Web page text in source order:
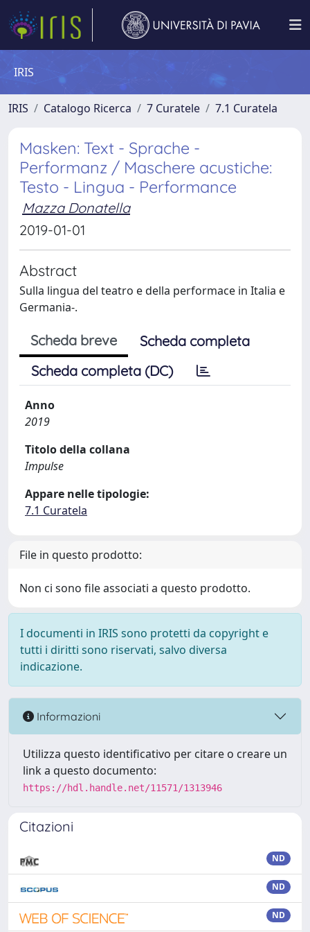
IRIS
IRIS Catalogo Ricerca 7 Curatele 7.1 Curatela
Masken: Text - Sprache -
Performanz / Maschere acustiche:
Testo - Lingua - Performance
Mazza Donatella
2019-01-01
Abstract
Sulla lingua del teatro e della performace in Italia e
Germania-.
Scheda breve
Scheda completa
Scheda completa (DC)
Anno
2019
Titolo della collana
Impulse
Appare nelle tipologie:
7.1 Curatela
File in questo prodotto:
Non ci sono file associati a questo prodotto.
I documenti in IRIS sono protetti da copyright e
tutti i diritti sono riservati, salvo diversa
indicazione.
Informazioni
Utilizza questo identificativo per citare o creare un
link a questo documento:
https://hdl.handle.net/11571/1313946
Citazioni
ND
ND
ND